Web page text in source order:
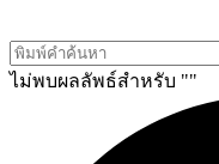
ไม่พบผลลัพธ์สำหรับ ""